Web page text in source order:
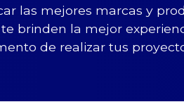
las mejores marcas y
brinden la mejor
de realizar tus